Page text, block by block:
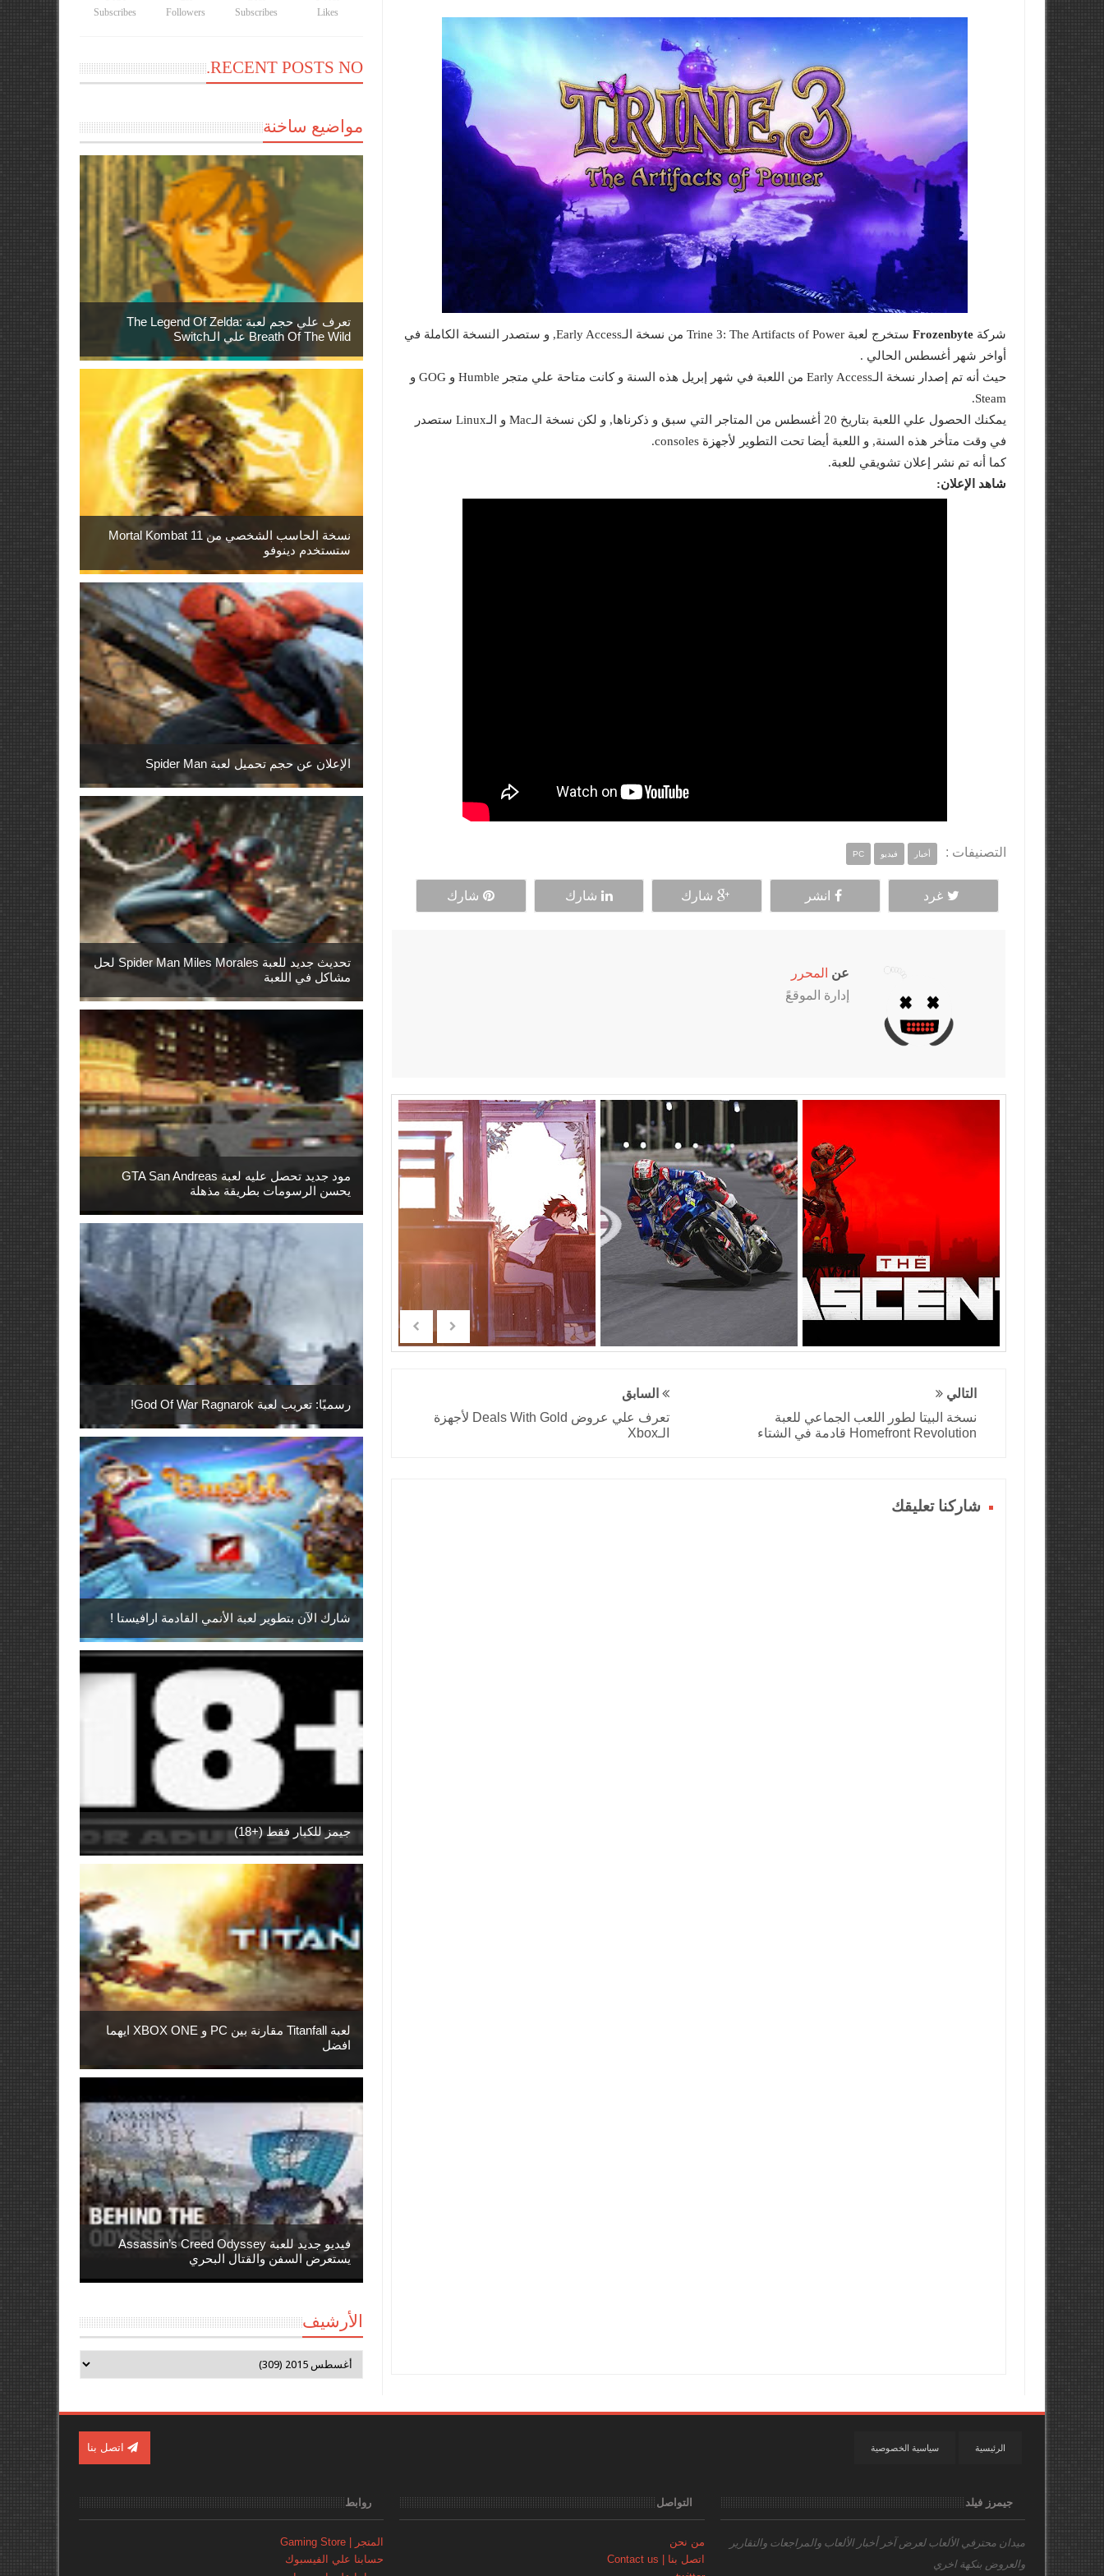
شركة Frozenbyte
ستخرج لعبة Trine 3: The Artifacts of Power من نسخة الـEarly Access, و ستصدر النسخة الكاملة في
أواخر شهر أغسطس الحالي .
حيث أنه تم إصدار نسخة الـEarly Access من اللعبة في شهر إبريل هذه السنة و كانت متاحة علي متجر Humble و GOG و
Steam.
يمكنك الحصول علي اللعبة بتاريخ 20 أغسطس من المتاجر التي سبق و ذكرناها, و لكن نسخة الـMac و الـLinux ستصدر
في وقت متأخر هذه السنة, و اللعبة أيضا تحت التطوير لأجهزة consoles.
كما أنه تم نشر إعلان تشويقي للعبة.
شاهد الإعلان:
التصنيفات : أخبار فيديو PC
غرد انشر شارك شارك شارك
عن المحرر
إدارة الموقعً
التالي
نسخة البيتا لطور اللعب الجماعي للعبة
Homefront Revolution قادمة في الشتاء
السابق
تعرف علي عروض Deals With Gold لأجهزة
الـXbox
شاركنا تعليقك
Likes
Subscribes
Followers
Subscribes
RECENT POSTS NO.
مواضيع ساخنة
تعرف علي حجم لعبة The Legend Of Zelda:
Breath Of The Wild علي الـSwitch
نسخة الحاسب الشخصي من Mortal Kombat 11
ستستخدم دينوفو
الإعلان عن حجم تحميل لعبة Spider Man
تحديث جديد للعبة Spider Man Miles Morales لحل
مشاكل في اللعبة
مود جديد تحصل عليه لعبة GTA San Andreas
يحسن الرسومات بطريقة مذهلة
رسميًا: تعريب لعبة God Of War Ragnarok!
شارك الآن بتطوير لعبة الأنمي القادمة ارافيستا !
جيمز للكبار فقط (+18)
لعبة Titanfall مقارنة بين PC و XBOX ONE ايهما
افضل
فيديو جديد للعبة Assassin’s Creed Odyssey
يستعرض السفن والقتال البحري
الأرشيف
سياسية الخصوصية الرئيسية اتصل بنا
جيمرز فيلد
ميدان محترفي الألعابلعرض آخر أخبار الألعاب والمراجعات والتقارير
والعروض بنكهة اخري
التواصل
من نحن
اتصل بنا | Contact us
روابط
المتجر | Gaming Store
حسابنا علي الفيسبوك